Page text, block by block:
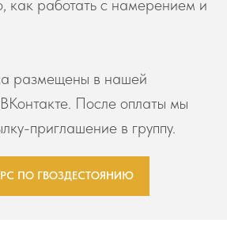
как работать с намерением и
размещены в нашей
После оплаты мы
приглашение в группу.
ПО ГВОЗДЕСТОЯНИЮ